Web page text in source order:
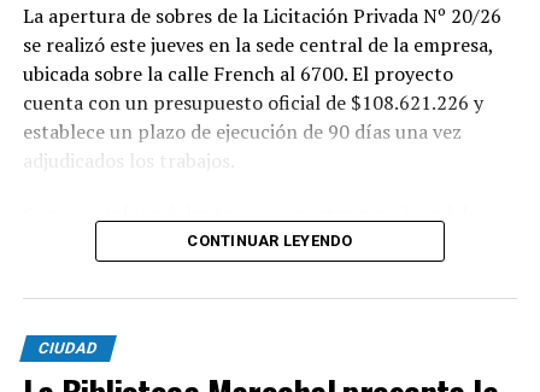
La apertura de sobres de la Licitación Privada Nº 20/26
se realizó este jueves en la sede central de la empresa,
ubicada sobre la calle French al 6700. El proyecto
cuenta con un presupuesto oficial de $108.621.226 y
establece un plazo de ejecución de 90 días una vez
adjudicados los trabajos.
agua potable incluyen la colocación de unos 355 metros
ejecución de 29 conexiones domiciliarias. Los trabajos se
desarrollarán en distintos sectores comprendidos por
las calles Pehuajó, Sicilia, Génova y Génova Bis.
CONTINUAR LEYENDO
CIUDAD